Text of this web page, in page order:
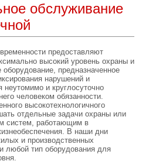
обслуживание
предоставляют
высокий уровень охраны и
предназначенное
нарушений и
неутомимо и круглосуточно
человеком обязанности.
высокотехнологичного
отдельные задачи охраны или
систем, работающим в
В наши дни
и производственных
любой тип оборудования для